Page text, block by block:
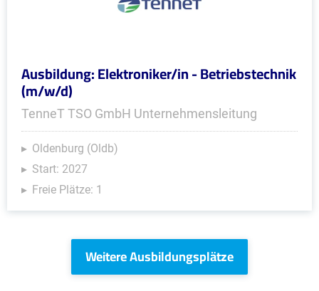
Ausbildung: Elektroniker/in - Betriebstechnik
(m/w/d)
TenneT TSO GmbH Unternehmensleitung
Oldenburg (Oldb)
Start: 2027
Freie Plätze: 1
Weitere Ausbildungsplätze